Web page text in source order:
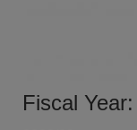
Fiscal Year: